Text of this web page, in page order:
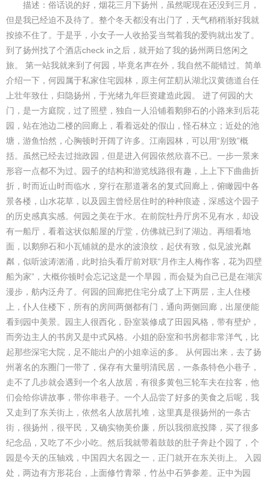
描述：俗话说的好，烟花三月下扬州，虽然呢现在还没到三月，
但是我已经迫不及待了。整个冬天都没有出门了，天气稍稍渐好我就
按捺不住了。于是乎，小女子一人收拾妥当驾着我的爱驹就出发了。
到了扬州找了个酒店check in之后，就开始了我的扬州两日悠闲之
旅。 第一站我就来到了何园，毕竟名声在外，我自然不能错过。简单
介绍一下，何园属于私家住宅园林，原主何芷舠从湖北汉黄德道台任
上壮年致仕，归隐扬州，于光绪九年巨资建造此园。 进了何园的大
门，是一方庭院，过了照壁，独自一人沿铺着鹅卵石的小路来到后花
园，站在池边二楼的回廊上，看着远处的假山，怪石林立；近处的池
塘，游鱼怡然，心胸顿时开阔了许多。江南园林，可以用“别致”概
括。虽然已经去过拙政园，但是进入何园依然欣喜不已。一步一景来
形容一点都不为过。园子的结构和游览线路很有趣，上上下下曲曲折
折，时而近山时而临水，穿行在那道著名的复式回廊上，俯瞰园中各
景各楼，山水花草，以及园主曾经居住时的种种痕迹，深感这个园子
的历史感真实感。何园之美在于水。在前院牡丹厅房不见有水，却设
有一船厅，看着这状似船屋的厅堂，仿佛就已到了湖边。再细看地
面，以鹅卵石和小瓦铺就的是水的波浪纹，起伏有致，似见波光粼
粼，似听波涛汹涌，此时抬头看厅前对联“月作主人梅作客，花为四壁
船为家”，大概你顿时会忘记这是一个旱园，而会疑为自己已是在湖滨
漫步，舫内泛舟了。何园的回廊把住宅分成了上下两层，主人住楼
上，仆人住楼下，所有的房间两侧都有门，通向两侧回廊，出屋便能
看到园中美景。园主人很西化，卧室装修成了田园风格，带有壁炉，
而旁边主人的书房又是中式风格。小姐的卧室和书房都非常洋气，比
起那些深宅大院，足不能出户的小姐幸运的多。 从何园出来，去了扬
州著名的东圈门一带了，保存有大量明清民居，一条条特色小巷子，
走不了几步就会遇到一个名人故居，有很多黄包三轮车夫在拉客，他
们会给你讲故事，带你串巷子。一个人品尝了好多的美食之后呢，我
又走到了东关街上，依然名人故居扎堆，这里真是很扬州的一条古
街，很扬州，很平民，又确实物美价廉，所以我彻底投降，买了很多
纪念品，又吃了不少小吃。然后我就带着鼓鼓的肚子奔赴个园了，个
园是今天的压轴戏，中国四大名园之一，正门就开在东关街上。 入园
处，两边有方形花台，上面修竹青翠，竹丛中石笋参差。正中为园